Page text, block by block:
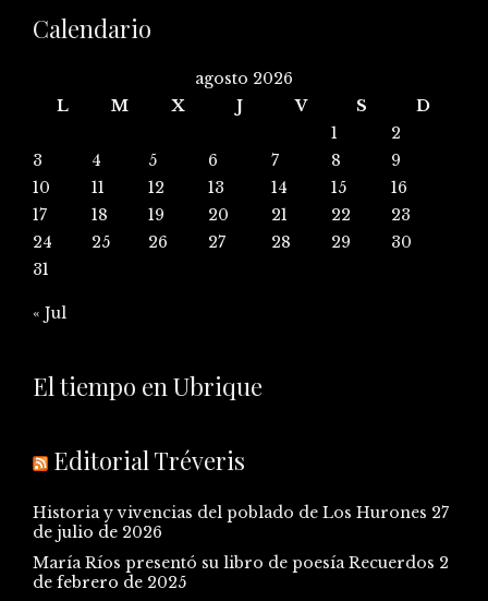
Calendario
agosto 2026
L
M X J V S
D
1
2
3
4 5 6 7 8
9
10
11 12 13 14 15
16
17
18 19 20 21 22
23
24
25 26 27 28 29
30
31
« Jul
El tiempo en Ubrique
Editorial Tréveris
Historia y vivencias del poblado de Los Hurones 27
de julio de 2026
María Ríos presentó su libro de poesía Recuerdos 2
de febrero de 2025